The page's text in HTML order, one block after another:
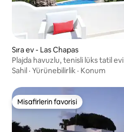
Sıra ev - Las Chapas
Plajda havuzlu, tenisli lüks tatil evi
Sahil · Yürünebilirlik · Konum
Misafirlerin favorisi
Misafirlerin favorisi